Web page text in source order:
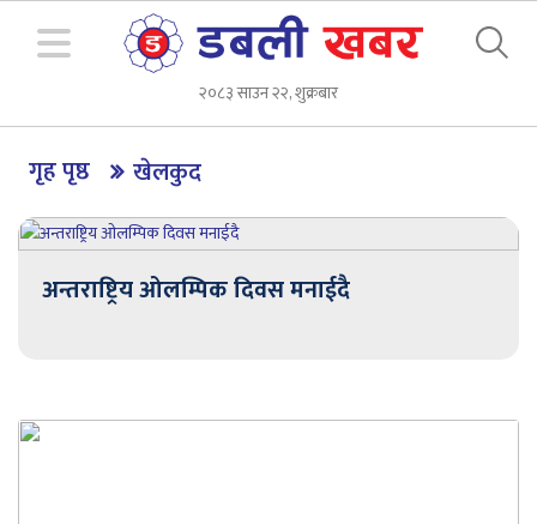
२०८३ साउन २२, शुक्रबार
गृह पृष्ठ खेलकुद
अन्तराष्ट्रिय ओलम्पिक दिवस मनाईदै